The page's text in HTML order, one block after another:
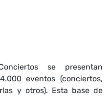
se presentan
eventos (conciertos,
y otros). Esta base de